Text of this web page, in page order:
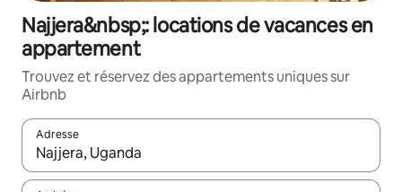
Najjera&nbsp;: locations de vacances en
appartement
Trouvez et réservez des appartements uniques sur
Airbnb
Adresse
Lorsque les résultats s'affichent, utilisez les flèches vers le